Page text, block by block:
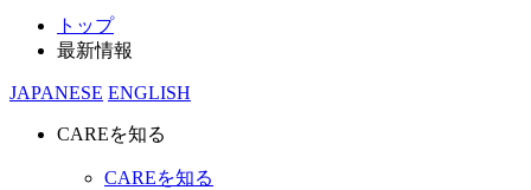
トップ
最新情報
JAPANESE ENGLISH
CAREを知る
CAREを知る